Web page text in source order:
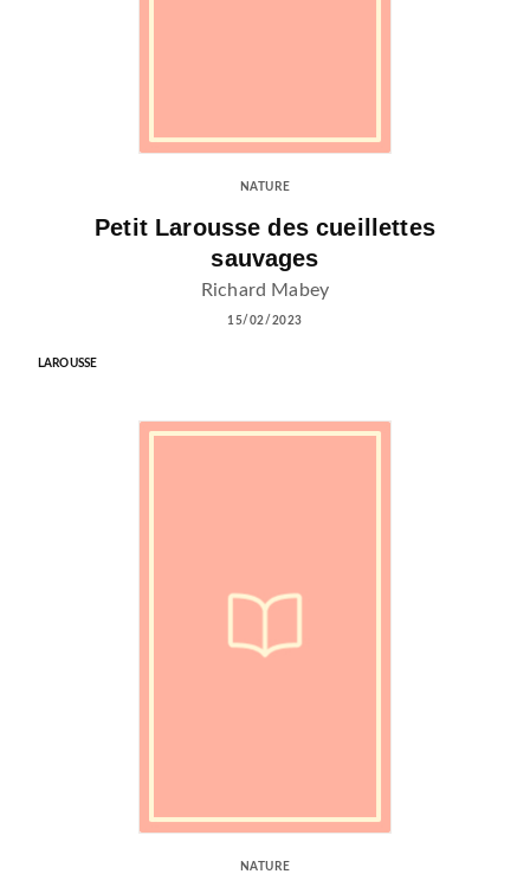
NATURE
Petit Larousse des cueillettes
sauvages
Richard Mabey
15/02/2023
LAROUSSE
NATURE